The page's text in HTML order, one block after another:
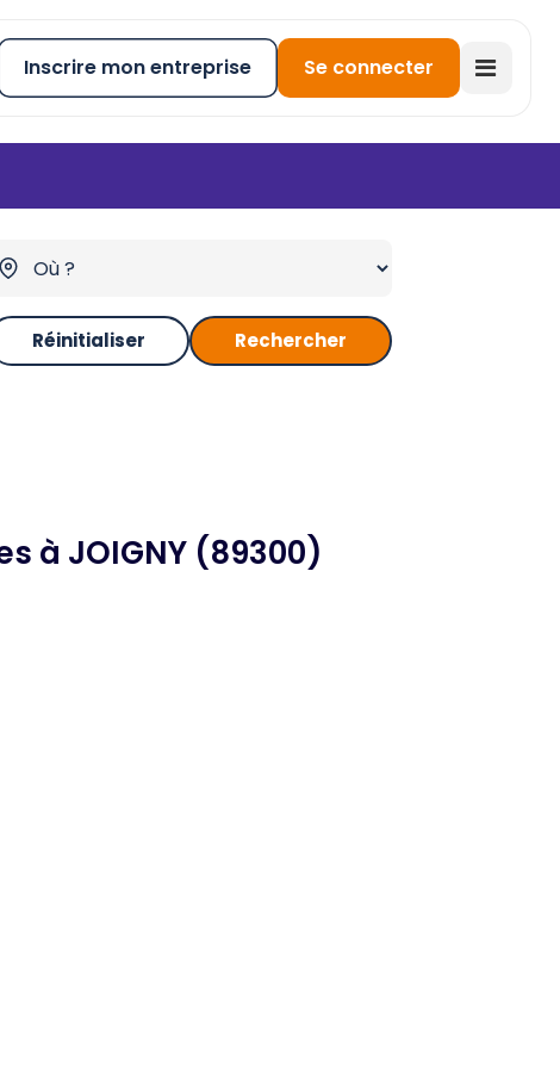
Inscrire mon entreprise Se connecter
Réinitialiser Rechercher
à JOIGNY (89300)